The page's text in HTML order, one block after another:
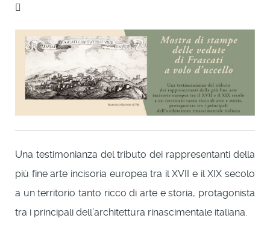
Una testimonianza del tributo dei rappresentanti della
più fine arte incisoria europea tra il XVII e il XIX secolo
a un territorio tanto ricco di arte e storia, protagonista
tra i principali dell’architettura rinascimentale italiana.